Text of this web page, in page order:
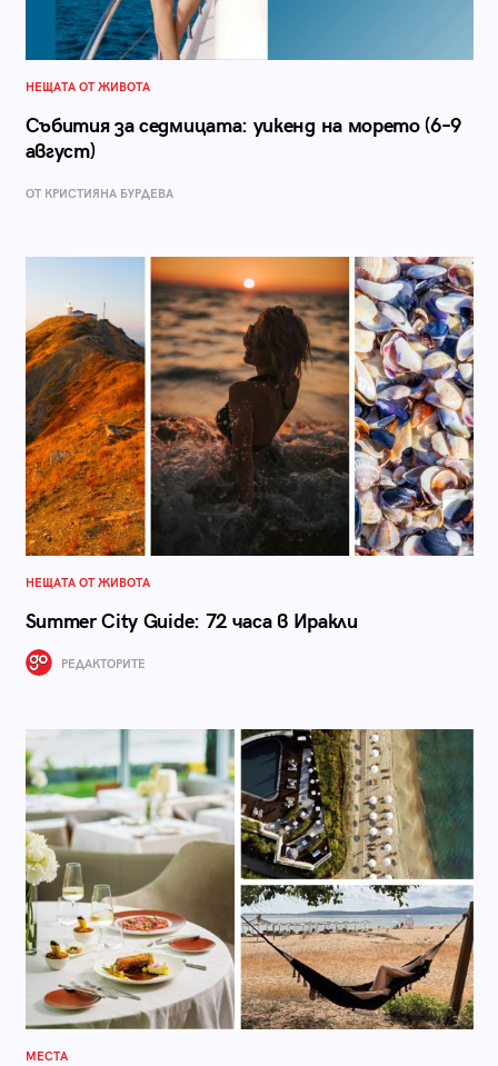
НЕЩАТА ОТ ЖИВОТА
Събития за седмицата: уикенд на морето (6–9
август)
ОТ КРИСТИЯНА БУРДЕВА
НЕЩАТА ОТ ЖИВОТА
Summer City Guide: 72 часа в Иракли
РЕДАКТОРИТЕ
МЕСТА